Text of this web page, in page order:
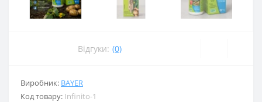
Відгуки: (0)
Виробник: BAYER
Код товару: Infinito-1